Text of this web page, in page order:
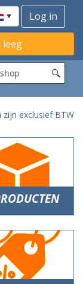
leeg
zijn exclusief BTW